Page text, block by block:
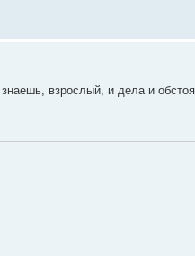
взрослый, и дела и